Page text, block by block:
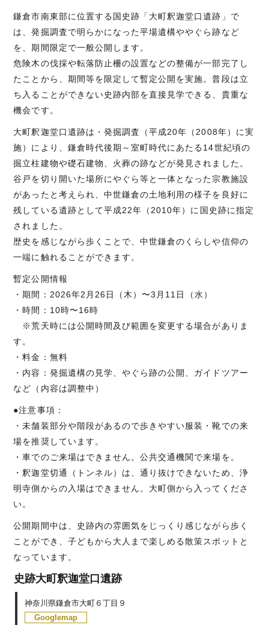
鎌倉市南東部に位置する国史跡「大町釈迦堂口遺跡」で
は、発掘調査で明らかになった平場遺構ややぐら跡など
を、期間限定で一般公開します。
危険木の伐採や転落防止柵の設置などの整備が一部完了し
たことから、期間等を限定して暫定公開を実施。普段は立
ち入ることができない史跡内部を直接見学できる、貴重な
機会です。
大町釈迦堂口遺跡は・発掘調査（平成20年（2008年）に実
施）により、鎌倉時代後期～室町時代にあたる14世紀頃の
掘立柱建物や礎石建物、火葬の跡などが発見されました。
谷戸を切り開いた場所にやぐら等と一体となった宗教施設
があったと考えられ、中世鎌倉の土地利用の様子を良好に
残している遺跡として平成22年（2010年）に国史跡に指定
されました。
歴史を感じながら歩くことで、中世鎌倉のくらしや信仰の
一端に触れることができます。
暫定公開情報
・期間：2026年2月26日（木）〜3月11日（水）
・時間：10時〜16時
※荒天時には公開時間及び範囲を変更する場合がありま
す。
・料金：無料
・内容：発掘遺構の見学、やぐら跡の公開、ガイドツアー
など（内容は調整中）
●注意事項：
・未舗装部分や階段があるので歩きやすい服装・靴での来
場を推奨しています。
・車でのご来場はできません。公共交通機関で来場を。
・釈迦堂切通（トンネル）は、通り抜けできないため、浄
明寺側からの入場はできません。大町側から入ってくださ
い。
公開期間中は、史跡内の雰囲気をじっくり感じながら歩く
ことができ、子どもから大人まで楽しめる散策スポットと
なっています。
史跡大町釈迦堂口遺跡
神奈川県鎌倉市大町６丁目９
Googlemap